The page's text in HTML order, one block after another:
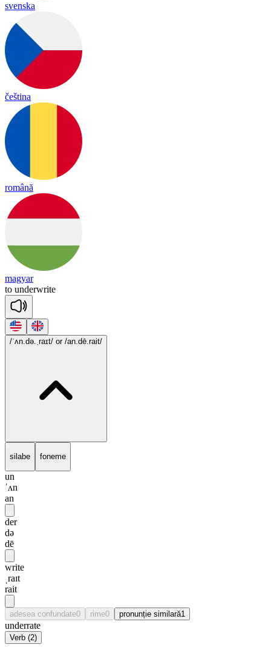
svenska
čeština
română
magyar
to underwrite
/ˈʌn.də.ˌraɪt/ or /an.dē.rait/
silabe foneme
un
ˈʌn
an
der
də
dē
write
ˌraɪt
rait
adesea confundate0 rime0 pronunție similară1
underrate
Verb (2)